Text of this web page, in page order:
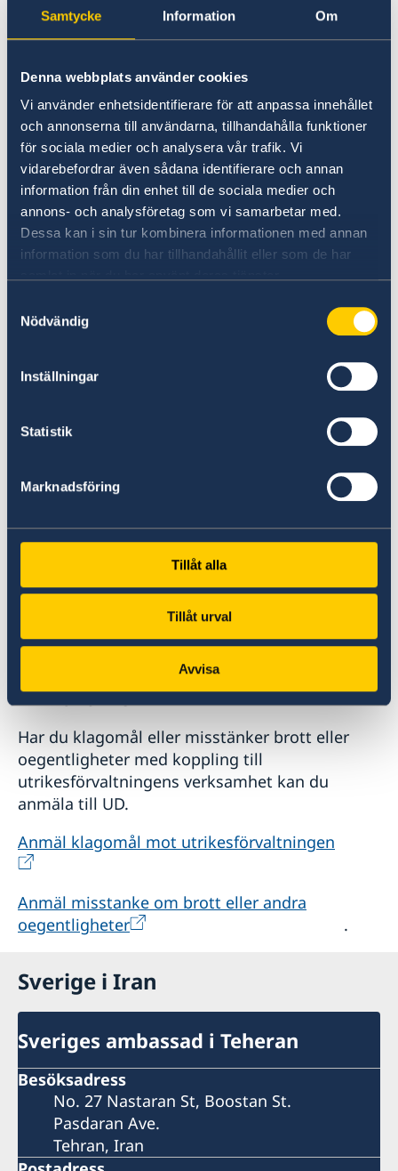
Samtycke Information Om
Denna webbplats använder cookies
Vi använder enhetsidentifierare för att anpassa innehållet
och annonserna till användarna, tillhandahålla funktioner
för sociala medier och analysera vår trafik. Vi
vidarebefordrar även sådana identifierare och annan
information från din enhet till de sociala medier och
annons- och analysföretag som vi samarbetar med.
Dessa kan i sin tur kombinera informationen med annan
information som du har tillhandahållit eller som de har
Nödvändig
Inställningar
Statistik
Marknadsföring
Tillåt alla
Tillåt urval
Avvisa
Anmäl din utlandsvistelse
Om du vill att UD eller ambassaden ska kunna
få tag i dig vid en större krissituation i landet
kan du anmäla dig till svensklistan.
Anmäl dig till svensklistan
UD:s reseinformation direkt i fickan
reseinformation om världens länder från
Anmäl till UD
Har du klagomål eller misstänker brott eller
oegentligheter med koppling till
utrikesförvaltningens verksamhet kan du
anmäla till UD.
Anmäl klagomål mot utrikesförvaltningen
Anmäl misstanke om brott eller andra
oegentligheter
.
Sverige i Iran
Sveriges ambassad i Teheran
Besöksadress
No. 27 Nastaran St, Boostan St.
Pasdaran Ave.
Tehran, Iran